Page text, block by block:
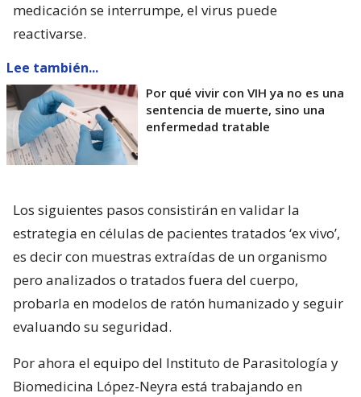
medicación se interrumpe, el virus puede
reactivarse.
Lee también...
Por qué vivir con VIH ya no es una
sentencia de muerte, sino una
enfermedad tratable
Los siguientes pasos consistirán en validar la
estrategia en células de pacientes tratados ‘ex vivo’,
es decir con muestras extraídas de un organismo
pero analizados o tratados fuera del cuerpo,
probarla en modelos de ratón humanizado y seguir
evaluando su seguridad.
Por ahora el equipo del Instituto de Parasitología y
Biomedicina López-Neyra está trabajando en